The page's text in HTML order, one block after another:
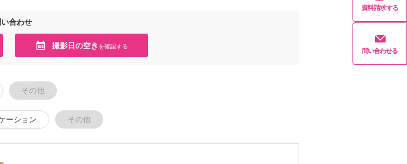
い合わせ
撮影日の空き を確認する
その他
ーション その他
資料請求する
問い合わせる